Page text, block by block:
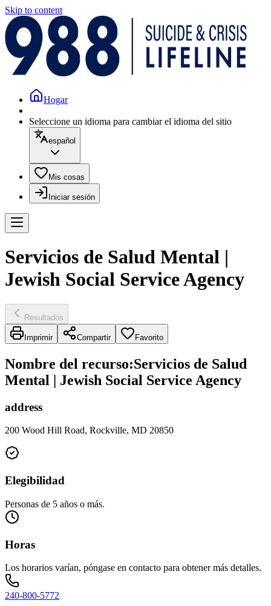
Skip to content
Hogar
Seleccione un idioma para cambiar el idioma del sitio
español
Mis cosas
Iniciar sesión
Servicios de Salud Mental |
Jewish Social Service Agency
Resultados
Imprimir Compartir Favorito
Nombre del recurso:Servicios de Salud
Mental | Jewish Social Service Agency
address
200 Wood Hill Road, Rockville, MD 20850
Elegibilidad
Personas de 5 años o más.
Horas
Los horarios varían, póngase en contacto para obtener más detalles.
240-800-5772